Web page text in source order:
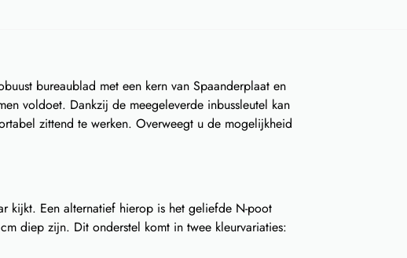
bureaublad met een kern van Spaanderplaat en
voldoet. Dankzij de meegeleverde inbussleutel kan
zittend te werken. Overweegt u de mogelijkheid
kijkt. Een alternatief hierop is het geliefde N-poot
diep zijn. Dit onderstel komt in twee kleurvariaties: